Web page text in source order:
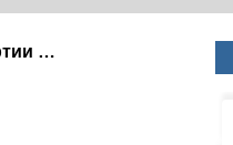
Гилад Эрдан и Юлий Эдельштейн объявили о создании новой партии и назвали цели